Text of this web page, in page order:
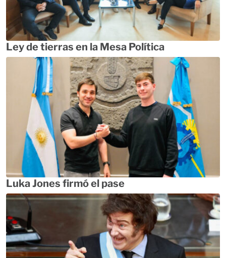
Ley de tierras en la Mesa Política
Luka Jones firmó el pase